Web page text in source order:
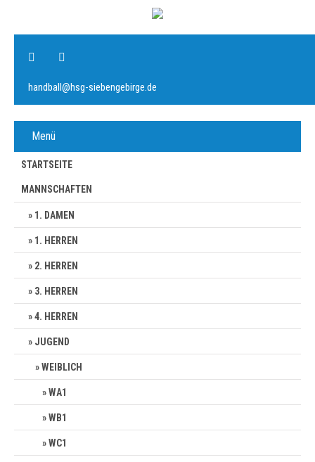
handball@hsg-siebengebirge.de
Menü
STARTSEITE
MANNSCHAFTEN
1. DAMEN
1. HERREN
2. HERREN
3. HERREN
4. HERREN
JUGEND
WEIBLICH
WA1
WB1
WC1